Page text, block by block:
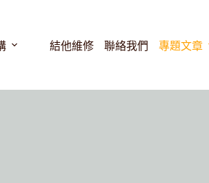
結他維修 聯絡我們 專題文章